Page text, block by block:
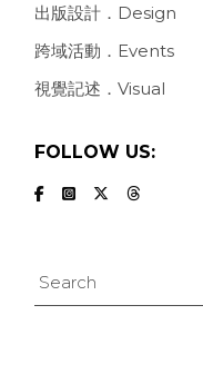
出版設計．Design
跨域活動．Events
視覺記述．Visual
FOLLOW US:
Search